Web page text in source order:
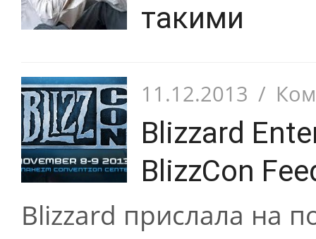
такими
11.12.2013 /
Blizzard
BlizzCon
Blizzard прислала на